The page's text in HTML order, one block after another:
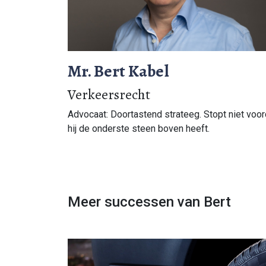
Mr. Bert Kabel
Verkeersrecht
Advocaat: Doortastend strateeg. Stopt niet
hij de onderste steen boven heeft.
Meer successen van Bert